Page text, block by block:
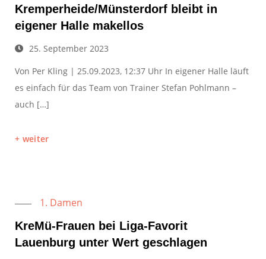
Kremperheide/Münsterdorf bleibt in
eigener Halle makellos
25. September 2023
Von Per Kling | 25.09.2023, 12:37 Uhr In eigener Halle läuft
es einfach für das Team von Trainer Stefan Pohlmann –
auch […]
weiter
1. Damen
KreMü-Frauen bei Liga-Favorit
Lauenburg unter Wert geschlagen